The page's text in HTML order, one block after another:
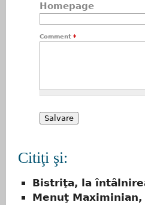
Homepage
Comment *
Citiţi şi:
Bistriţa, la
Menuţ